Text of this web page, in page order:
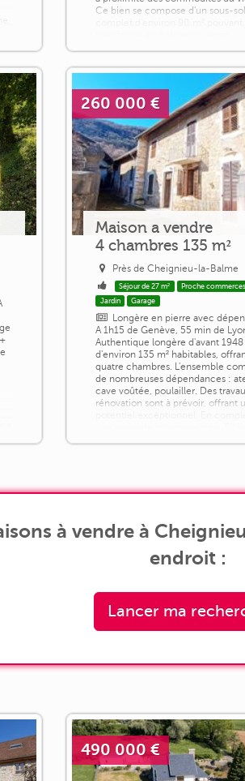
Ce bien se compose d'un sous-sol
260 000 €
Maison a vendre
4 chambres 135 m²
Près de Cheignieu-la-Balme
Séjour de 27 m²
Proche commerces
Jardin
Garage
Longère en pierre avec
A 1h15 de Genève, 55 min de
Authentique longère d'avant 1948
d'environ 135 m² habitables,
quatre chambres. L'ensemble
de nombreuses dépendances :
cave voûtée, poulailler. Des
rénovation sont à prévoir, offrant
à vendre à
endroit :
Lancer ma
490 000 €